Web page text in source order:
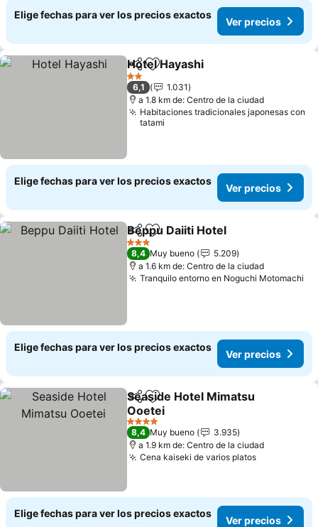
Elige fechas para ver los precios exactos
Ver precios
CompartirAgregar a favoritos
Hotel Hayashi
2 Estrellas
6,1
1.031
a 1.8 km de: Centro de la ciudad
Habitaciones tradicionales japonesas con
tatami
Elige fechas para ver los precios exactos
Ver precios
CompartirAgregar a favoritos
Beppu Daiiti Hotel
3 Estrellas
8,4 Muy bueno
5.209
a 1.6 km de: Centro de la ciudad
Tranquilo entorno en Noguchi Motomachi
Elige fechas para ver los precios exactos
Ver precios
CompartirAgregar a favoritos
Seaside Hotel Mimatsu
Ooetei
4 Estrellas
8,4 Muy bueno
3.935
a 1.9 km de: Centro de la ciudad
Cena kaiseki de varios platos
Elige fechas para ver los precios exactos
Ver precios